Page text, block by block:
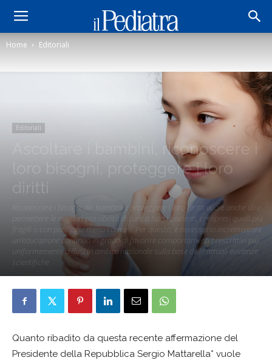
Home Editoriali
Editoriali
Ascoltare i bambini, riconoscere i
loro bisogni, proteggere i loro
diritti
Riconoscere i bisogni dei bambini e proteggere i loro diritti vuole anche dire
permettere le migliori possibilità di cure a tutti i pazienti, compresi quelli più
fragili o con patologie meno comuni. Per questo, è necessario incrementare
un’educazione continua in grado di favorire comportamenti prescrittivi più
uniformemente diffusi in ambito nazionale sulla base delle attuali evidenze
scientifiche
silvanobertelloni 8 Aprile 2026
Quanto ribadito da questa recente affermazione del
Presidente della Repubblica Sergio Mattarella* vuole